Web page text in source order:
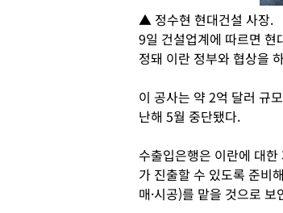
▲ 정수현 현대건설 사장.
9일 건설업계에 따르면 현
정돼 이란 정부와 협상을
이 공사는 약 2억 달러 규
난해 5월 중단됐다.
수출입은행은 이란에 대
가 진출할 수 있도록 준비
매·시공)를 맡을 것으로 보